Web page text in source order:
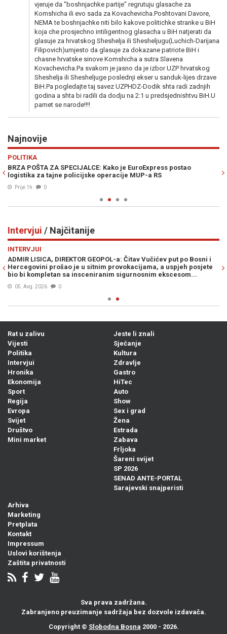
vjeruje da "boshnjachke partije" regrutuju glasache za
Komshicha ili evo sada za Kovachevicha.Poshtovani Davore,
NEMA te boshnjachke niti bilo kakove politichke stranke u BiH
koja che prosjechno intiligentnog glasacha u BiH natjerati da
glasuje za hrvatskog Sheshelja ili Shesheljugu(Luchich-Darijana
Filipovich)umjesto da glasuje za dokazane patriote BiH i
chasne hrvatske sinove Komshicha a sutra Slavena
Kovachevicha.Pa svakom je jasno da je izbor UZP hrvatskog
Sheshelja ili Shesheljuge poslednji ekser u sanduk-lijes drzave
BiH.Pa pogledajte taj savez UZPHDZ-Dodik shta radi zadnjih
godina a shta bi radili da dodju na 2:1 u predsjednishtvu BiH.U
pamet se narode!!!!
Najnovije
POLITIKA
BRZA POŠTA ZA SPECIJALCE: Kako je EuroExpress postao
logistika za tajne policijske operacije MUP-a RS
Prije 1h 0
Intervjui / Najčitanije
INTERVJUI
ADMIR LISICA, DIREKTOR GEOPOL-a: Čitav Vučićev put po Bosni i
Hercegovini prošao je u sitnim provokacijama, a uspjeh posjete
bio bi kompletan sa insceniranim sigurnosnim ekscesom...
05. Avg. 2026 0
Rat u zalivu
Vijesti
Politika
Intervjui
Hronika
Ekonomija
Sport
Regija
Evropa
Svijet
Društvo
Mini market
Jeste li znali
Sjećanje
Kultura
Zdravlje
Gastro
HiTec
Auto
Show
Sex i grad
Žena
Estrada
Zabava
Frljoka
Šareni svijet
SP 2026
SENAD ANTE-PORTAL
Sarajevski snajperisti
Arhiva
Marketing
Pretplata
Kontakt
Impressum
Uslovi korištenja
Zaštita privatnosti
Sva prava zadržana.
Zabranjeno preuzimanje sadržaja bez dozvole izdavača.
Copyright © Slobodna Bosna 2000 - 2026.